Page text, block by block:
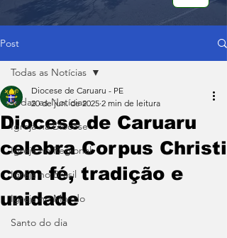
Post
Todas as Notícias
Igreja na Diocese
Igreja no Regional
Igreja no Brasil
Igreja no Mundo
Santo do dia
Todas as Notícias
Diocese de Caruaru
celebra Corpus Christi
com fé, tradição e
unidade
Diocese de Caruaru - PE
20 de jun. de 2025 2 min de leitura